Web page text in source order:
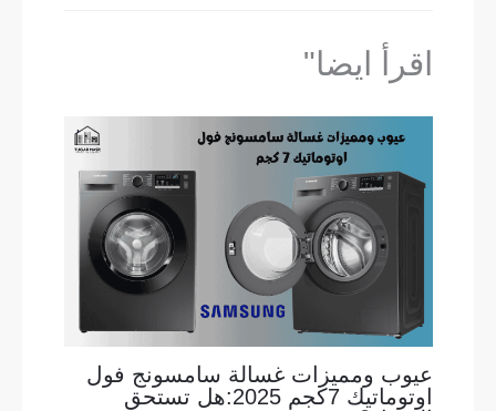
اقرأ ايضا"
عيوب ومميزات غسالة سامسونج فول
اوتوماتيك 7كجم 2025:هل تستحق